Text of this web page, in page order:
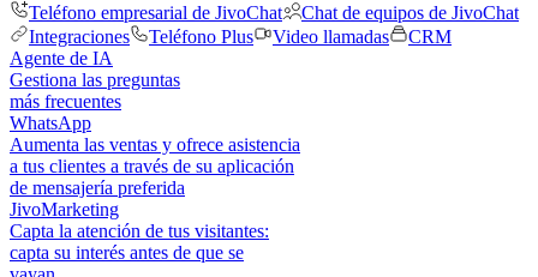
Teléfono empresarial de JivoChat
Chat de equipos de JivoChat
Integraciones
Teléfono Plus Video llamadas
CRM
Agente de IA
Gestiona las preguntas
más frecuentes
WhatsApp
Aumenta las ventas y ofrece asistencia
a tus clientes a través de su aplicación
de mensajería preferida
JivoMarketing
Capta la atención de tus visitantes:
capta su interés antes de que se